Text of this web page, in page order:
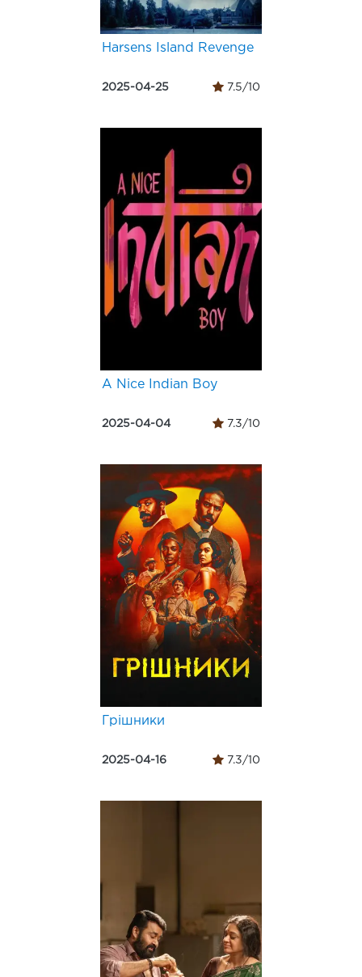
Harsens Island Revenge
2025-04-25 7.5/10
A Nice Indian Boy
2025-04-04 7.3/10
Грішники
2025-04-16 7.3/10